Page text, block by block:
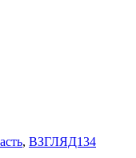
, ВЗГЛЯД134